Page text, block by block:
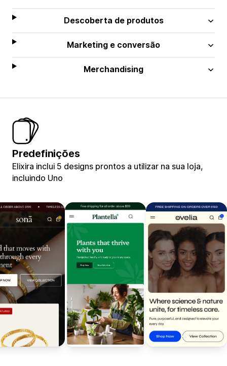
Descoberta de produtos
Marketing e conversão
Merchandising
Predefinições
Elixira inclui 5 designs prontos a utilizar na sua loja,
incluindo Uno